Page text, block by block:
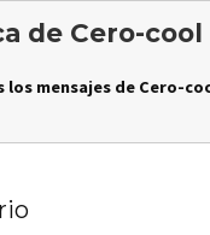
de Cero-cool
los mensajes de Cero-